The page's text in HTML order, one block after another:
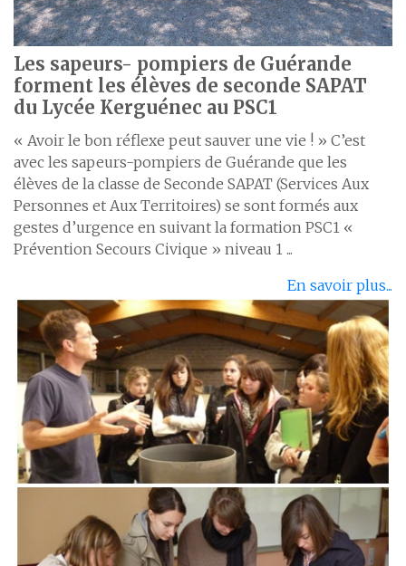
Les sapeurs- pompiers de Guérande
forment les élèves de seconde SAPAT
du Lycée Kerguénec au PSC1
« Avoir le bon réflexe peut sauver une vie ! » C’est
avec les sapeurs-pompiers de Guérande que les
élèves de la classe de Seconde SAPAT (Services Aux
Personnes et Aux Territoires) se sont formés aux
gestes d’urgence en suivant la formation PSC1 «
Prévention Secours Civique » niveau 1 ...
En savoir plus...